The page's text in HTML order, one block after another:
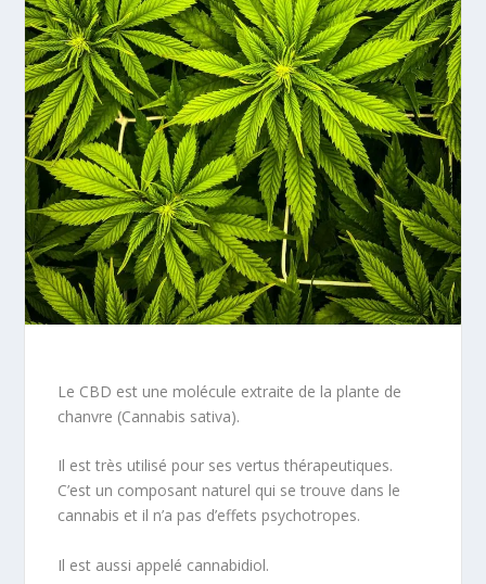
Le CBD est une molécule extraite de la plante de
chanvre (Cannabis sativa).
Il est très utilisé pour ses vertus thérapeutiques.
C’est un composant naturel qui se trouve dans le
cannabis et il n’a pas d’effets psychotropes.
Il est aussi appelé cannabidiol.